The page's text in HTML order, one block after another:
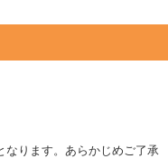
ります。あらかじめご了承